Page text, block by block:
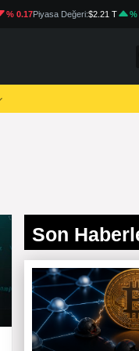
% 0.17Piyasa Değeri:$2.21 T %
Son